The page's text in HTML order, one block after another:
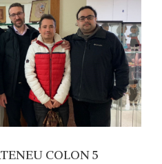
COLON 5